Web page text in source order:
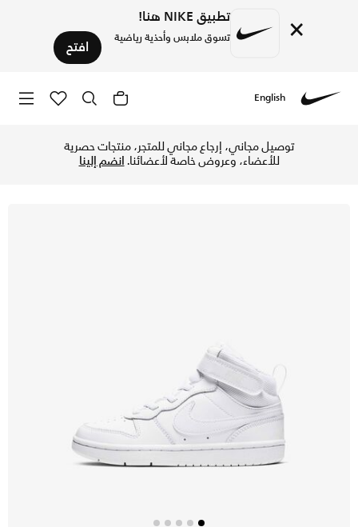
× تطبيق NIKE هنا!
تسوق ملابس وأحذية رياضية افتح
English
توصيل مجاني، إرجاع مجاني للمتجر، منتجات حصرية
للأعضاء، وعروض خاصة لأعضائنا.انضم إلينا